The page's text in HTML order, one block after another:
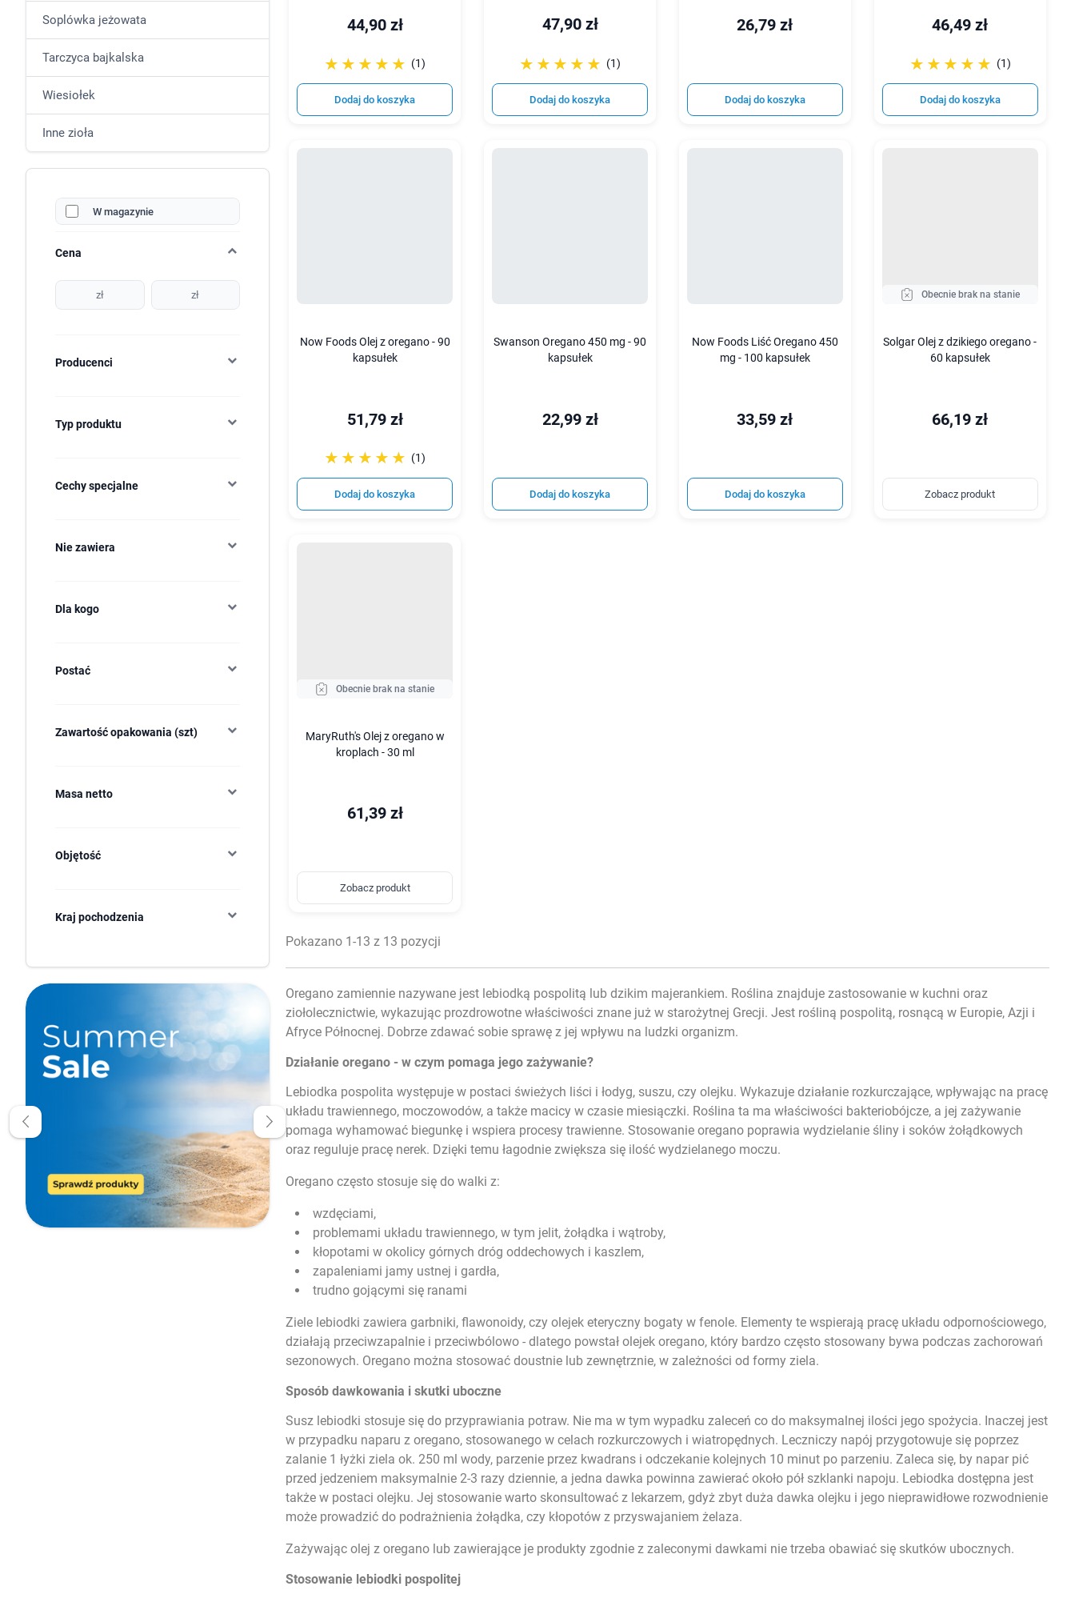
Soplówka jeżowata
Tarczyca bajkalska
Wiesiołek
Inne zioła
W magazynie
Cena
zł zł
Producenci
Typ produktu
Cechy specjalne
Nie zawiera
Dla kogo
Postać
Zawartość opakowania (szt)
Masa netto
Objętość
Kraj pochodzenia
44,90 zł
☆☆☆☆☆
★★★★★ (1)
Dodaj do koszyka
47,90 zł
☆☆☆☆☆
★★★★★ (1)
Dodaj do koszyka
26,79 zł
Dodaj do koszyka
46,49 zł
☆☆☆☆☆
★★★★★ (1)
Dodaj do koszyka
Now Foods Olej z oregano - 90
kapsułek
51,79 zł
☆☆☆☆☆
★★★★★ (1)
Dodaj do koszyka
Swanson Oregano 450 mg - 90
kapsułek
22,99 zł
Dodaj do koszyka
Now Foods Liść Oregano 450
mg - 100 kapsułek
33,59 zł
Dodaj do koszyka
Obecnie brak na stanie
Solgar Olej z dzikiego oregano -
60 kapsułek
66,19 zł
Zobacz produkt
Obecnie brak na stanie
MaryRuth's Olej z oregano w
kroplach - 30 ml
61,39 zł
Zobacz produkt
Pokazano 1-13 z 13 pozycji
Oregano zamiennie nazywane jest lebiodką pospolitą lub dzikim majerankiem. Roślina znajduje zastosowanie w kuchni oraz
ziołolecznictwie, wykazując prozdrowotne właściwości znane już w starożytnej Grecji. Jest rośliną pospolitą, rosnącą w Europie, Azji i
Afryce Północnej. Dobrze zdawać sobie sprawę z jej wpływu na ludzki organizm.
Działanie oregano - w czym pomaga jego zażywanie?
Lebiodka pospolita występuje w postaci świeżych liści i łodyg, suszu, czy olejku. Wykazuje działanie rozkurczające, wpływając na pracę
układu trawiennego, moczowodów, a także macicy w czasie miesiączki. Roślina ta ma właściwości bakteriobójcze, a jej zażywanie
pomaga wyhamować biegunkę i wspiera procesy trawienne. Stosowanie oregano poprawia wydzielanie śliny i soków żołądkowych
oraz reguluje pracę nerek. Dzięki temu łagodnie zwiększa się ilość wydzielanego moczu.
Oregano często stosuje się do walki z:
wzdęciami,
problemami układu trawiennego, w tym jelit, żołądka i wątroby,
kłopotami w okolicy górnych dróg oddechowych i kaszlem,
zapaleniami jamy ustnej i gardła,
trudno gojącymi się ranami
Ziele lebiodki zawiera garbniki, flawonoidy, czy olejek eteryczny bogaty w fenole. Elementy te wspierają pracę układu odpornościowego,
działają przeciwzapalnie i przeciwbólowo - dlatego powstał olejek oregano, który bardzo często stosowany bywa podczas zachorowań
sezonowych. Oregano można stosować doustnie lub zewnętrznie, w zależności od formy ziela.
Sposób dawkowania i skutki uboczne
Susz lebiodki stosuje się do przyprawiania potraw. Nie ma w tym wypadku zaleceń co do maksymalnej ilości jego spożycia. Inaczej jest
w przypadku naparu z oregano, stosowanego w celach rozkurczowych i wiatropędnych. Leczniczy napój przygotowuje się poprzez
zalanie 1 łyżki ziela ok. 250 ml wody, parzenie przez kwadrans i odczekanie kolejnych 10 minut po parzeniu. Zaleca się, by napar pić
przed jedzeniem maksymalnie 2-3 razy dziennie, a jedna dawka powinna zawierać około pół szklanki napoju. Lebiodka dostępna jest
także w postaci olejku. Jej stosowanie warto skonsultować z lekarzem, gdyż zbyt duża dawka olejku i jego nieprawidłowe rozwodnienie
może prowadzić do podrażnienia żołądka, czy kłopotów z przyswajaniem żelaza.
Zażywając olej z oregano lub zawierające je produkty zgodnie z zaleconymi dawkami nie trzeba obawiać się skutków ubocznych.
Stosowanie lebiodki pospolitej